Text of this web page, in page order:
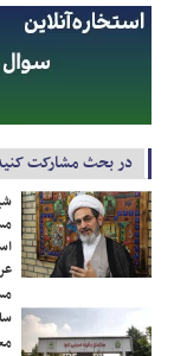
در بحث مشارکت